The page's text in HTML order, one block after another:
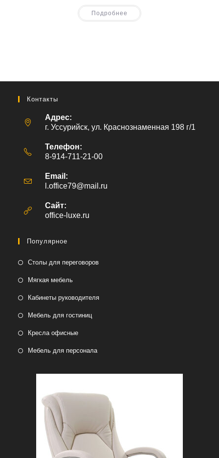
Подробнее
Контакты
Адрес:
г. Уссурийск, ул. Краснознаменная 198 г/1
Телефон:
8-914-711-21-00
Email:
l.office79@mail.ru
Сайт:
office-luxe.ru
Популярное
Столы для переговоров
Мягкая мебель
Кабинеты руководителя
Мебель для гостиниц
Кресла офисные
Мебель для персонала